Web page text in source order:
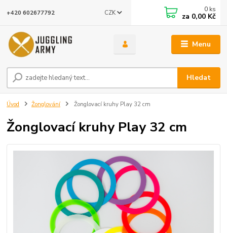
Menu
CZK
Hledat
+420 602677792 0 ks
za 0,00 Kč
Úvod Žonglování Žonglovací kruhy Play 32 cm
Žonglovací kruhy Play 32 cm